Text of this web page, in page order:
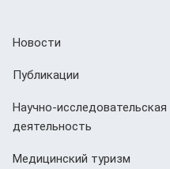
Новости
Публикации
Научно-исследовательская
деятельность
Медицинский туризм